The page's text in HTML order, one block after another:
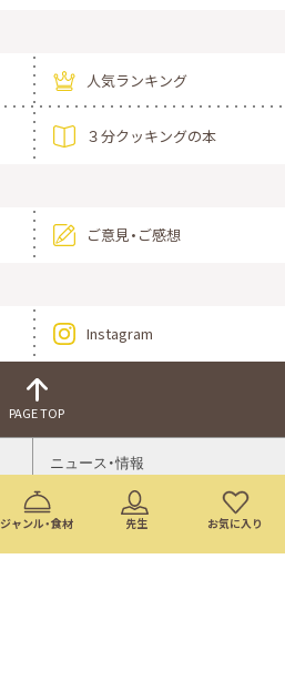
ジャンル・食材 先生 お気に入り
人気ランキング
３分クッキングの本
ご意見・ご感想
Instagram
PAGE TOP
ニュース・情報
映画
アニメ